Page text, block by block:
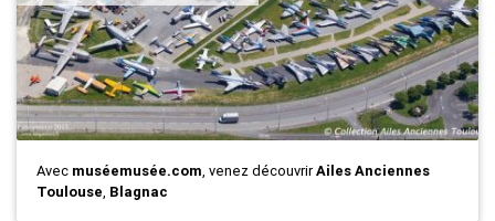
Avec muséemusée.com, venez découvrirAiles Anciennes
Toulouse, Blagnac